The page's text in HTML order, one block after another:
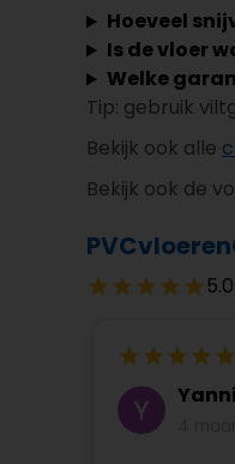
Hoeveel
Is de vloer
Welke
Tip: gebruik
Bekijk ook alle
Bekijk ook de
5.0